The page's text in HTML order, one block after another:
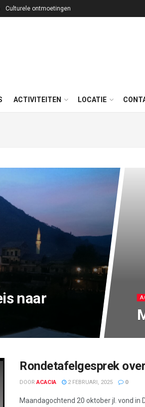
Culturele ontmoetingen
ACTIVITEITEN LOCATIE
naar
Rondetafelgesprek
DOOR ACACIA 2 FEBRUARI, 2025 0
Maandagochtend 20 oktober jl. vond